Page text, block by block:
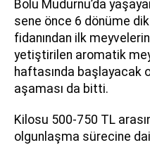
Bolu Mudurnu’da
sene önce 6 dönüme
fidanından ilk
yetiştirilen aromatik
haftasında başlayacak
aşaması da bitti.
Kilosu 500-750 TL
olgunlaşma sürecine